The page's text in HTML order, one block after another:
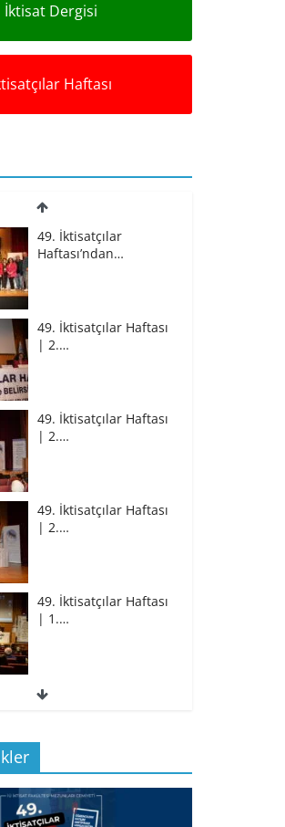
İktisat Dergisi
Haftası
49. İktisatçılar
Haftası’ndan…
49. İktisatçılar Haftası
| 2.…
49. İktisatçılar Haftası
| 2.…
49. İktisatçılar Haftası
| 2.…
49. İktisatçılar Haftası
| 1.…
49. İktisatçılar Haftası
BİZ İKTİSATLILAR:
İÇİMİZDEN BİRİ PROF.…